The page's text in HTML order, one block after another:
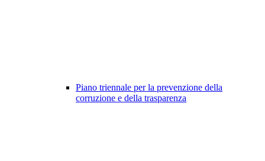
Piano triennale per la prevenzione della
corruzione e della trasparenza